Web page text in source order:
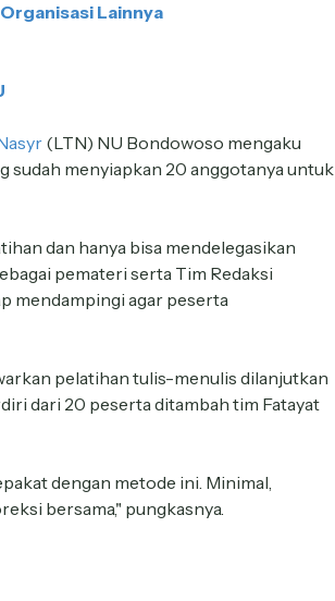
Lainnya
(LTN) NU Bondowoso mengaku
sudah menyiapkan 20 anggotanya untuk
dan hanya bisa mendelegasikan
pemateri serta Tim Redaksi
mendampingi agar peserta
pelatihan tulis-menulis dilanjutkan
dari 20 peserta ditambah tim Fatayat
dengan metode ini. Minimal,
bersama," pungkasnya.